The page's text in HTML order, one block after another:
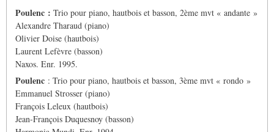
Poulenc : Trio pour piano, hautbois et basson, 2ème mvt « andante »
Alexandre Tharaud (piano)
Olivier Doise (hautbois)
Laurent Lefèvre (basson)
Naxos. Enr. 1995.
Poulenc : Trio pour piano, hautbois et basson, 3ème mvt « rondo »
Emmanuel Strosser (piano)
François Leleux (hautbois)
Jean-François Duquesnoy (basson)